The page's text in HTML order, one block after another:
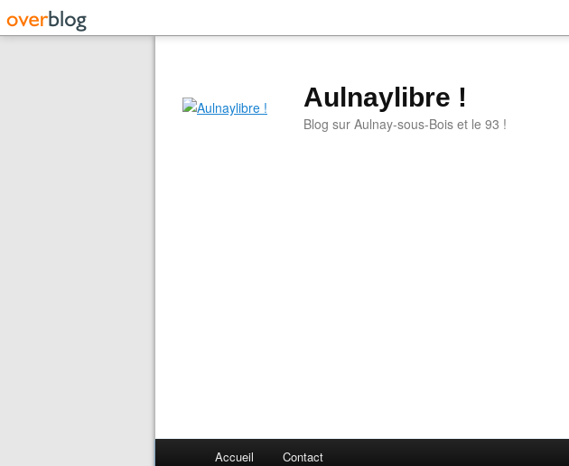
Aulnaylibre !
Blog sur Aulnay-sous-Bois et le 93 !
Accueil Contact